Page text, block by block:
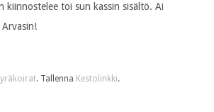
kiinnostelee toi sun kassin sisältö. Ai
. Tallenna Kestolinkki.